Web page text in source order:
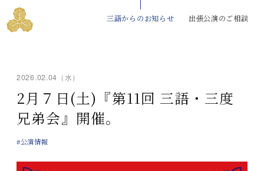
三語からのお知らせ 出張公演のご相談
2026.02.04（水）
2月７日(土)『第11回 三語・三度
兄弟会』開催。
#公演情報